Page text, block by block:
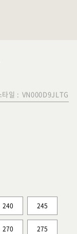
타일 : VN000D9JLTG
240 245
270 275